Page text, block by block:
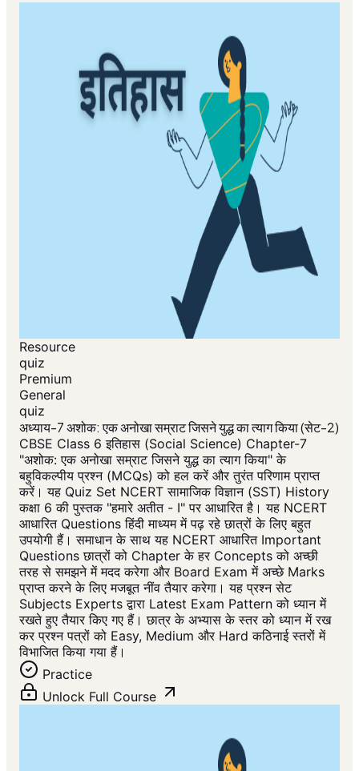
Resource
quiz
Premium
General
quiz
अध्याय-7 अशोक: एक अनोखा सम्राट जिसने युद्ध का त्याग किया (सेट-2)
CBSE Class 6 इतिहास (Social Science) Chapter-7
"अशोक: एक अनोखा सम्राट जिसने युद्ध का त्याग किया" के
बहुविकल्पीय प्रश्न (MCQs) को हल करें और तुरंत परिणाम प्राप्त
करें। यह Quiz Set NCERT सामाजिक विज्ञान (SST) History
कक्षा 6 की पुस्तक "हमारे अतीत - I" पर आधारित है। यह NCERT
आधारित Questions हिंदी माध्यम में पढ़ रहे छात्रों के लिए बहुत
उपयोगी हैं। समाधान के साथ यह NCERT आधारित Important
Questions छात्रों को Chapter के हर Concepts को अच्छी
तरह से समझने में मदद करेगा और Board Exam में अच्छे Marks
प्राप्त करने के लिए मजबूत नींव तैयार करेगा। यह प्रश्न सेट
Subjects Experts द्वारा Latest Exam Pattern को ध्यान में
रखते हुए तैयार किए गए हैं। छात्र के अभ्यास के स्तर को ध्यान में रख
कर प्रश्न पत्रों को Easy, Medium और Hard कठिनाई स्तरों में
विभाजित किया गया हैं।
Practice
Unlock Full Course